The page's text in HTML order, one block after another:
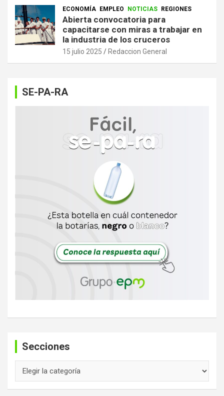
ECONOMÍA EMPLEO NOTICIAS REGIONES
Abierta convocatoria para
capacitarse con miras a trabajar en
la industria de los cruceros
15 julio 2025 Redaccion General
SE-PA-RA
Secciones